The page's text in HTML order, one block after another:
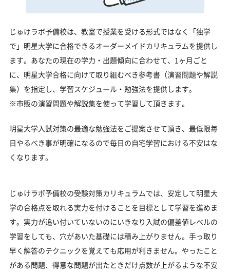
じゅけラボ予備校は、教室で授業を受ける形式ではなく「独学
で」明星大学に合格できるオーダーメイドカリキュラムを提供し
ます。あなたの現在の学力・出題傾向に合わせて、1ヶ月ごと
に、明星大学合格に向けて取り組むべき参考書（演習問題や解説
集）を指定し、学習スケジュール・勉強法を提供します。
※市販の演習問題や解説集を使って学習して頂きます。
明星大学入試対策の最適な勉強法をご提案させて頂き、最低限毎
日やるべき事が明確になるので毎日の自宅学習における不安はな
くなります。
じゅけラボ予備校の受験対策カリキュラムでは、安定して明星大
学の合格点を取れる実力を付けることを目標として学習を進めま
す。実力が追い付いていないのにいきなり入試の偏差値レベルの
学習をしても、穴があいた基礎には積み上がりません。手っ取り
早く解答のテクニックを覚えても応用が利きません。やったこと
がある問題、得意な問題が出たときだけ点数が上がるような不安